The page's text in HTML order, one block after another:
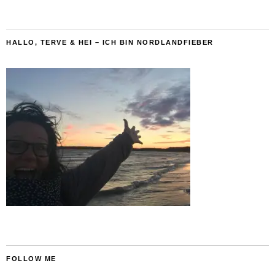
HALLO, TERVE & HEI – ICH BIN NORDLANDFIEBER
FOLLOW ME